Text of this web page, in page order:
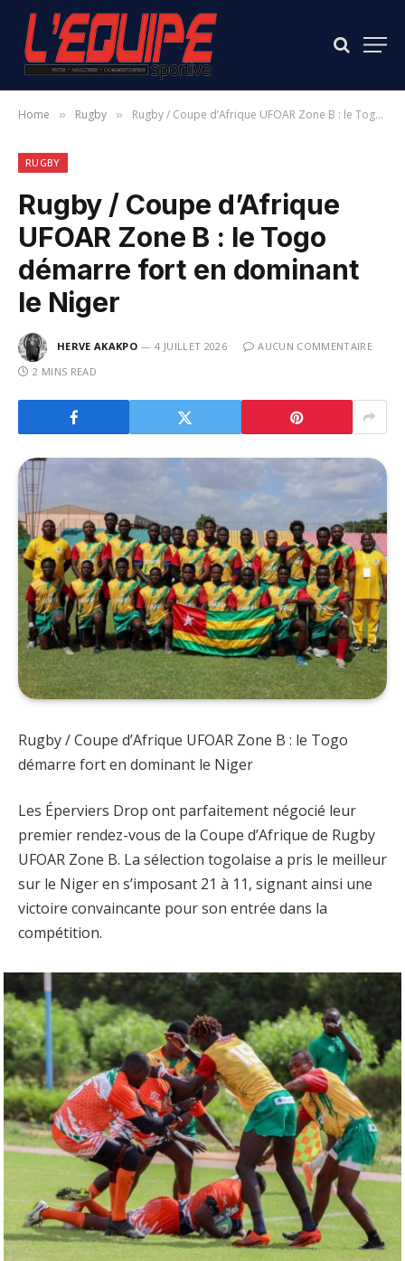
Home » Rugby » Rugby / Coupe d’Afrique UFOAR Zone B : le Togo démarre fort en dominant le Niger
RUGBY
Rugby / Coupe d’Afrique
UFOAR Zone B : le Togo
démarre fort en dominant
le Niger
HERVE AKAKPO 4 JUILLET 2026
AUCUN COMMENTAIRE
2 MINS READ
Rugby / Coupe d’Afrique UFOAR Zone B : le Togo
démarre fort en dominant le Niger
Les Éperviers Drop ont parfaitement négocié leur
premier rendez-vous de la Coupe d’Afrique de Rugby
UFOAR Zone B. La sélection togolaise a pris le meilleur
sur le Niger en s’imposant 21 à 11, signant ainsi une
victoire convaincante pour son entrée dans la
compétition.